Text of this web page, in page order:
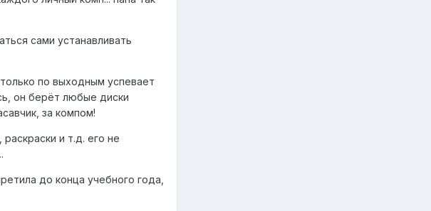
сами устанавливать
по выходным успевает
он берёт любые диски
за компом!
и т.д. его не
до конца учебного года,